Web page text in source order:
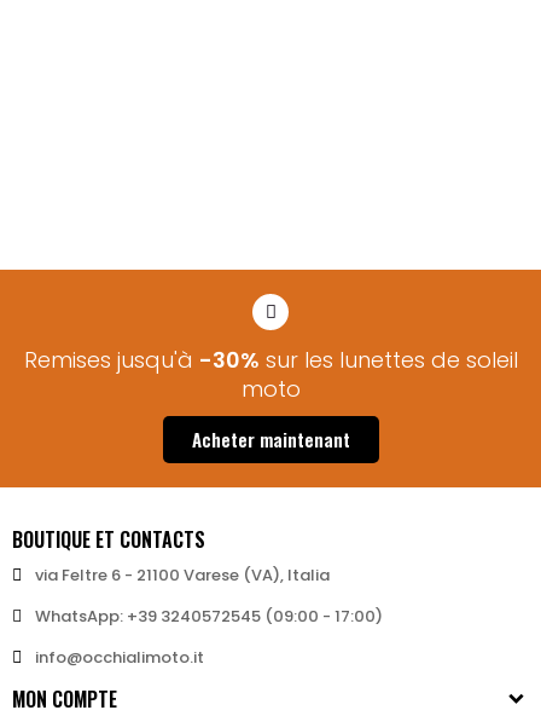
Remises jusqu'à -30% sur les lunettes de soleil
moto​
Acheter maintenant
BOUTIQUE ET CONTACTS
via Feltre 6 - 21100 Varese (VA), Italia
WhatsApp: +39 3240572545 (09:00 - 17:00)
info@occhialimoto.it
MON COMPTE